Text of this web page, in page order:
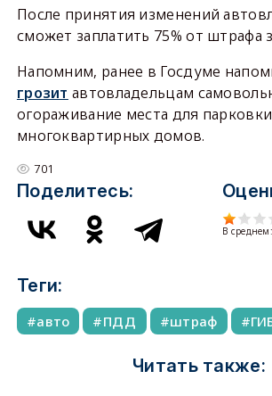
После принятия изменений
сможет заплатить 75% от штрафа
Напомним, ранее в Госдуме
грозит автовладельцам
огораживание места для
многоквартирных домов.
701
Поделитесь:
В среднем:
Теги:
авто ПДД штраф
Читать также: